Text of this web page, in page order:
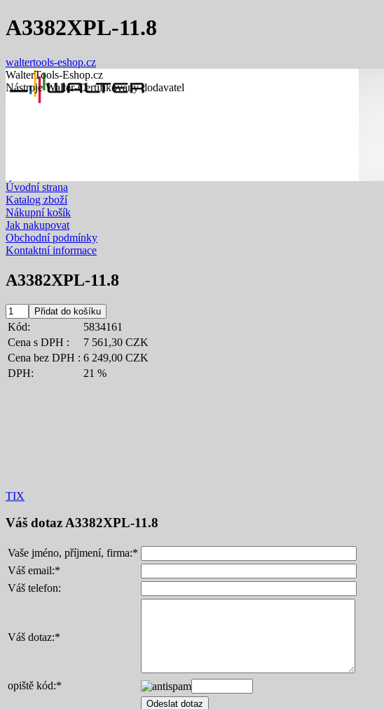
A3382XPL-11.8
waltertools-eshop.cz
WalterTools-Eshop.cz
Nástroje Walter-Certifikovaný dodavatel
Úvodní strana
Katalog zboží
Nákupní košík
Jak nakupovat
Obchodní podmínky
Kontaktní informace
A3382XPL-11.8
Kód:
5834161
Cena s DPH :
7 561,30 CZK
Cena bez DPH : 6 249,00 CZK
DPH:
21 %
TIX
Váš dotazA3382XPL-11.8
Vaše jméno, příjmení, firma:*
Váš email:*
Váš telefon:
Váš dotaz:*
opiště kód:*